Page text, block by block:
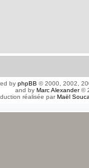
by phpBB © 2000, 2002,
and by Marc Alexander©
réalisée parMaël